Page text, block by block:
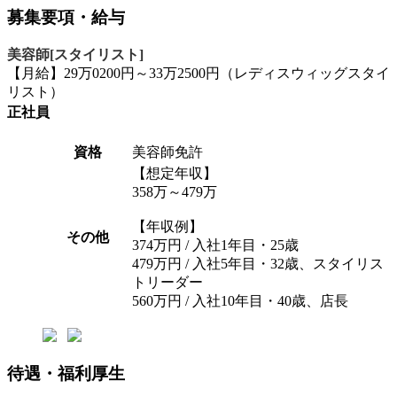
募集要項・給与
美容師[スタイリスト]
【月給】29万0200円～33万2500円（レディスウィッグスタイ
リスト）
正社員
資格 美容師免許
その他
【想定年収】
358万～479万
【年収例】
374万円 / 入社1年目・25歳
479万円 / 入社5年目・32歳、スタイリス
トリーダー
560万円 / 入社10年目・40歳、店長
待遇・福利厚生